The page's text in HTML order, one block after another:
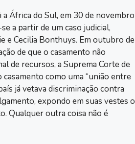
África do Sul, em 30 de novembro
a partir de um caso judicial,
e Cecilia Bonthuys. Em outubro de
de que o casamento não
de recursos, a Suprema Corte de
como uma “união entre
já vetava discriminação contra
expondo em suas vestes o
Qualquer outra coisa não é